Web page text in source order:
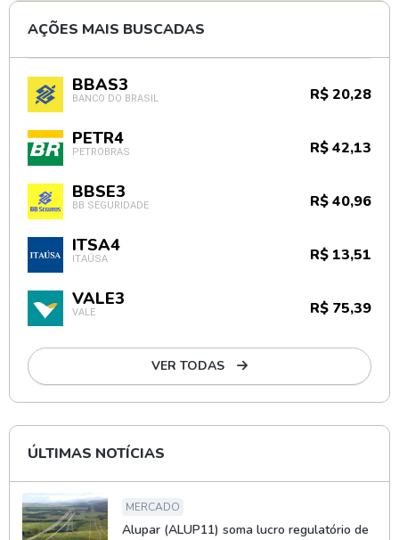
AÇÕES MAIS BUSCADAS
BBAS3
BANCO DO BRASIL R$ 20,28
PETR4
PETROBRAS R$ 42,13
BBSE3
BB SEGURIDADE R$ 40,96
ITSA4
ITAÚSA R$ 13,51
VALE3
VALE R$ 75,39
VER TODAS
ÚLTIMAS NOTÍCIAS
MERCADO
Alupar (ALUP11) soma lucro regulatório de